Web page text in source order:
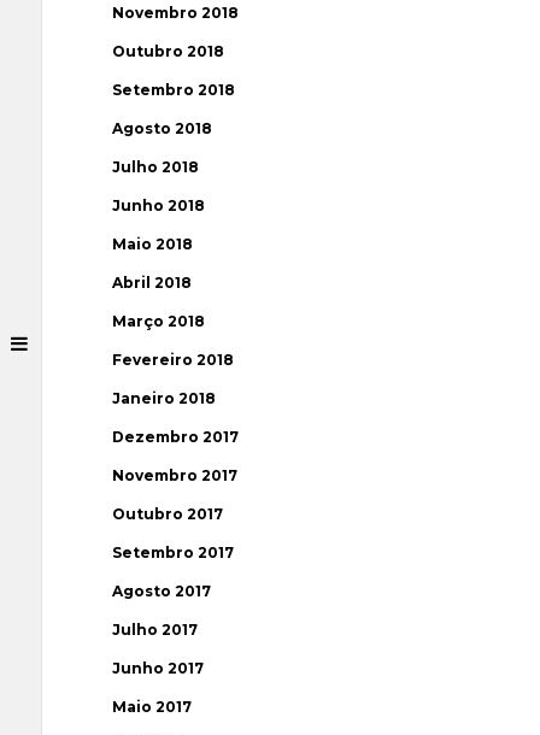
Novembro 2018
Outubro 2018
Setembro 2018
Agosto 2018
Julho 2018
Junho 2018
Maio 2018
Abril 2018
Março 2018
Fevereiro 2018
Janeiro 2018
Dezembro 2017
Novembro 2017
Outubro 2017
Setembro 2017
Agosto 2017
Julho 2017
Junho 2017
Maio 2017